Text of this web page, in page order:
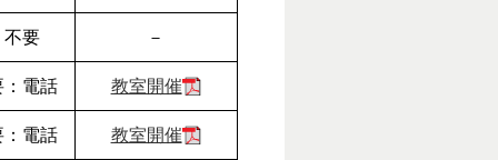
不要 －
：電話 教室開催
：電話 教室開催